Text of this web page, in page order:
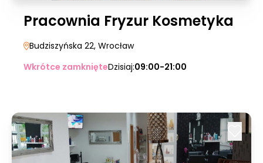
Pracownia Fryzur Kosmetyka
Budziszyńska 22, Wrocław
Wkrótce zamknięteDzisiaj:09:00-21:00